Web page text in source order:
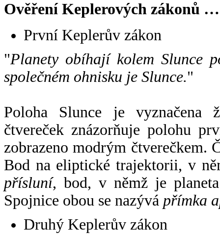
Ověření Keplerových zákonů …
První Keplerův zákon
"Planety obíhají kolem Slunce
společném ohnisku je Slunce."
Poloha Slunce je vyznačena
čtvereček znázorňuje polohu
zobrazeno modrým čtverečkem.
Bod na eliptické trajektorii, v
přísluní, bod, v němž je
Spojnice obou se nazývá přímka
Druhý Keplerův zákon